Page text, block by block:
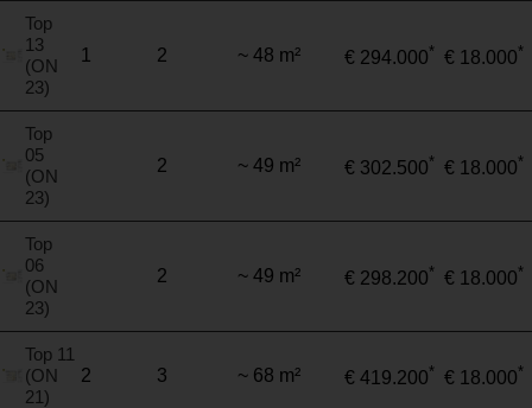
Top
13
(ON
23)
1 2 ~ 48 m² € 294.000* € 18.000*
Top
05
(ON
23)
2 ~ 49 m² € 302.500* € 18.000*
Top
06
(ON
23)
2 ~ 49 m² € 298.200* € 18.000*
Top 11
(ON
21)
2 3 ~ 68 m² € 419.200* € 18.000*